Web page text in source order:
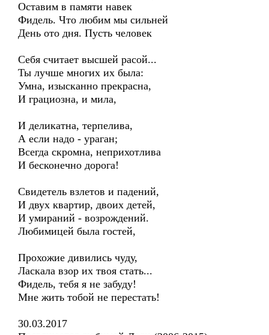
Оставим в памяти навек
Фидель. Что любим мы сильней
День ото дня. Пусть человек
Себя считает высшей расой...
Ты лучше многих их была:
Умна, изысканно прекрасна,
И грациозна, и мила,
И деликатна, терпелива,
А если надо - ураган;
Всегда скромна, неприхотлива
И бесконечно дорога!
Свидетель взлетов и падений,
И двух квартир, двоих детей,
И умираний - возрождений.
Любимицей была гостей,
Прохожие дивились чуду,
Ласкала взор их твоя стать...
Фидель, тебя я не забуду!
Мне жить тобой не перестать!
30.03.2017